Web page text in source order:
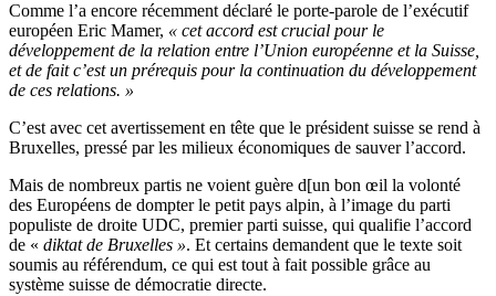
Comme l’a encore récemment déclaré le porte-parole de l’exécutif
européen Eric Mamer, « cet accord est crucial pour le
développement de la relation entre l’Union européenne et la Suisse,
et de fait c’est un prérequis pour la continuation du développement
de ces relations. »
C’est avec cet avertissement en tête que le président suisse se rend à
Bruxelles, pressé par les milieux économiques de sauver l’accord.
Mais de nombreux partis ne voient guère d[un bon œil la volonté
des Européens de dompter le petit pays alpin, à l’image du parti
populiste de droite UDC, premier parti suisse, qui qualifie l’accord
de « diktat de Bruxelles ». Et certains demandent que le texte soit
soumis au référendum, ce qui est tout à fait possible grâce au
système suisse de démocratie directe.